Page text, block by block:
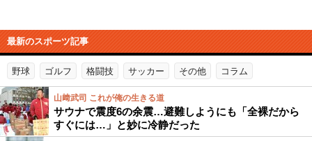
最新のスポーツ記事
野球 ゴルフ 格闘技 サッカー その他 コラム
山﨑武司 これが俺の生きる道
サウナで震度6の余震…避難しようにも「全裸だから
すぐには…」と妙に冷静だった